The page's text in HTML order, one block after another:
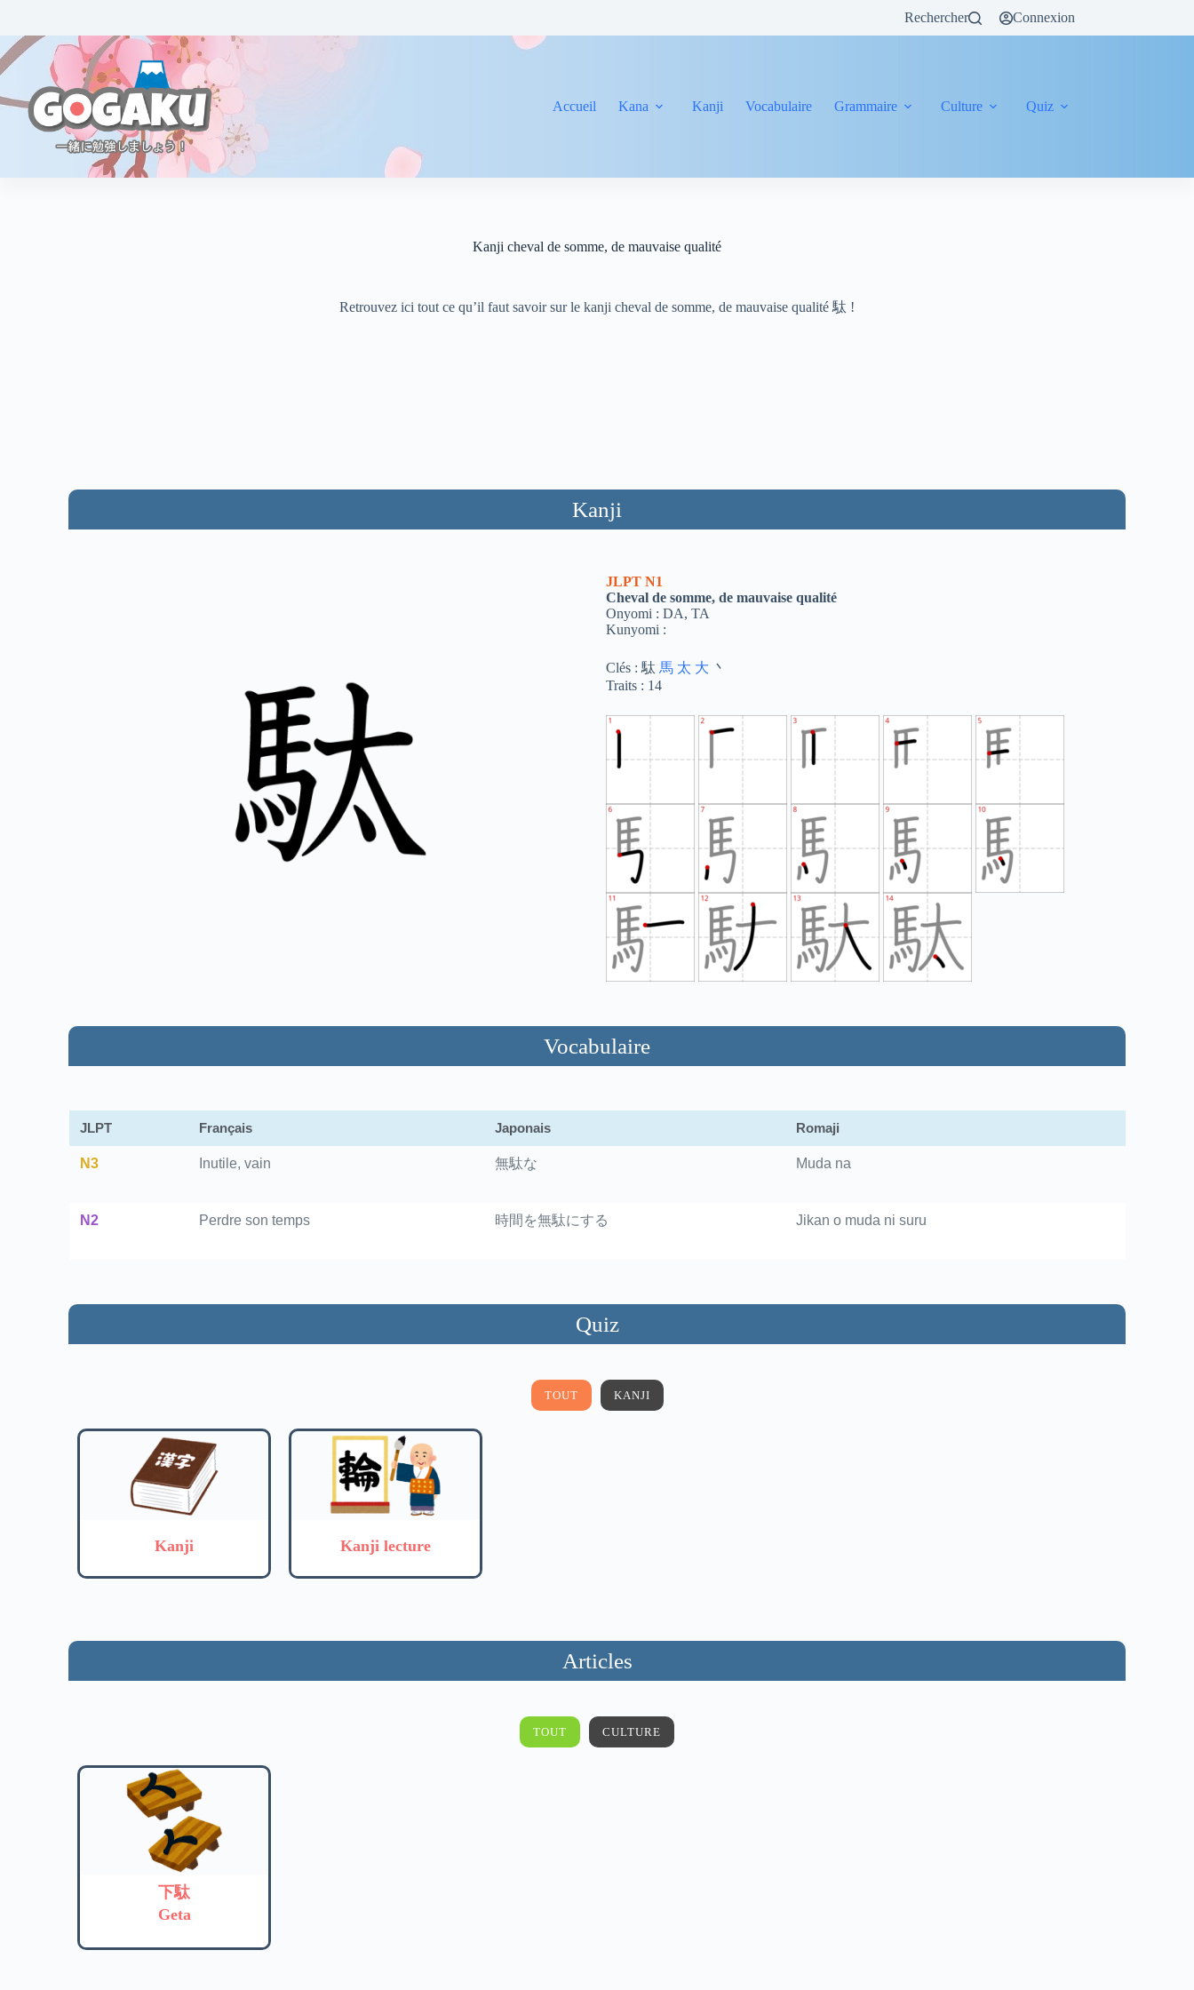
Rechercher Connexion
Accueil Kana Kanji Vocabulaire Grammaire Culture Quiz
Kanji cheval de somme, de mauvaise qualité
Retrouvez ici tout ce qu’il faut savoir sur le kanji cheval de somme, de mauvaise qualité 駄 !
Kanji
JLPT N1
Cheval de somme, de mauvaise qualité
Onyomi : DA, TA
Kunyomi :
Clés : 駄 馬 太 大 丶
Traits : 14
Vocabulaire
JLPT Français Japonais Romaji
N3 Inutile, vain 無駄な Muda na
N2 Perdre son temps 時間を無駄にする Jikan o muda ni suru
Quiz
TOUT KANJI
Kanji Kanji lecture
Articles
TOUT CULTURE
下駄
Geta